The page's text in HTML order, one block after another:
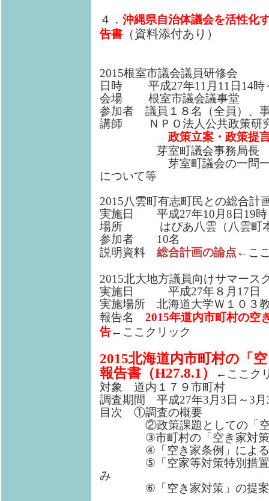
４． 沖縄県自治体議会を活性化
告書 （資料添付あり）
2015根室市議会議員研修会
日時 平成27年11月11日14時
会場 根室市議会議事堂
参加者 議員１８名（全員）、
講師 ＮＰＯ法人公共政策研
政策立案・政策提
芽室町議会事務局長
芽室町議会の一問一答方
について等
2015八雲町有志町民との総合計
実施日 平成27年10月8日19時
場所 はぴあ八雲（八雲町本
参加者 10名
説明資料 総合計画の論点 ←こ
2015北大地方議員向けサマース
実施日 平成27年８月17日
実施場所 北海道大学Ｗ１０３
報告名 2015年道内市町村の空
告←ここクリック
2015北海道内市町村の「
報告書（H27.8.1）
←ここク
対象 道内１７９市町村
調査期間 平成27年3月3日～3月
目次 ①調査の概要
②政策課題としての「空
③市町村の「空き家対策
④「空き家条例」による「
⑤「空家等対策特別措置法
み
⑥「空き家対策」の提案